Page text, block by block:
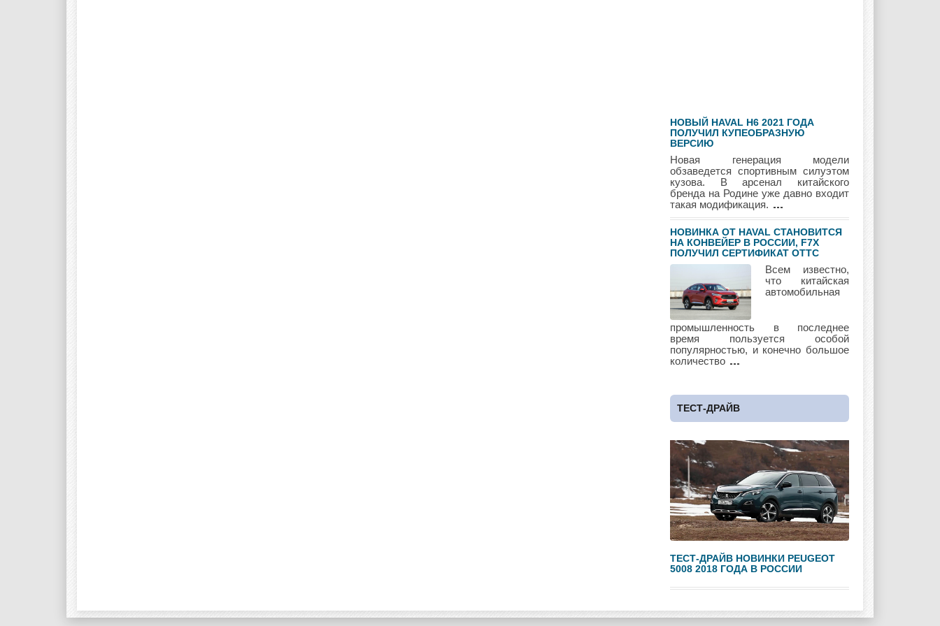
Jaguar Jeep
Lada Lamborghini Lancia
Land Rover Lifan Lexus
Lotus Lincoln
Mercury Mini Mitsubishi
Nissan Opel Pagani
Peugeot Pontiac
НОВЫЙ HAVAL H6 2021 ГОДА
ПОЛУЧИЛ КУПЕОБРАЗНУЮ
ВЕРСИЮ
Новая генерация модели
обзаведется спортивным силуэтом
кузова. В арсенал китайского
бренда на Родине уже давно входит
такая модификация.
НОВИНКА ОТ HAVAL СТАНОВИТСЯ
НА КОНВЕЙЕР В РОССИИ, F7Х
ПОЛУЧИЛ СЕРТИФИКАТ ОТТС
Всем известно,
что китайская
автомобильная
промышленность в последнее
время пользуется особой
популярностью, и конечно большое
количество
ТЕСТ-ДРАЙВ
ТЕСТ-ДРАЙВ НОВИНКИ PEUGEOT
5008 2018 ГОДА В РОССИИ